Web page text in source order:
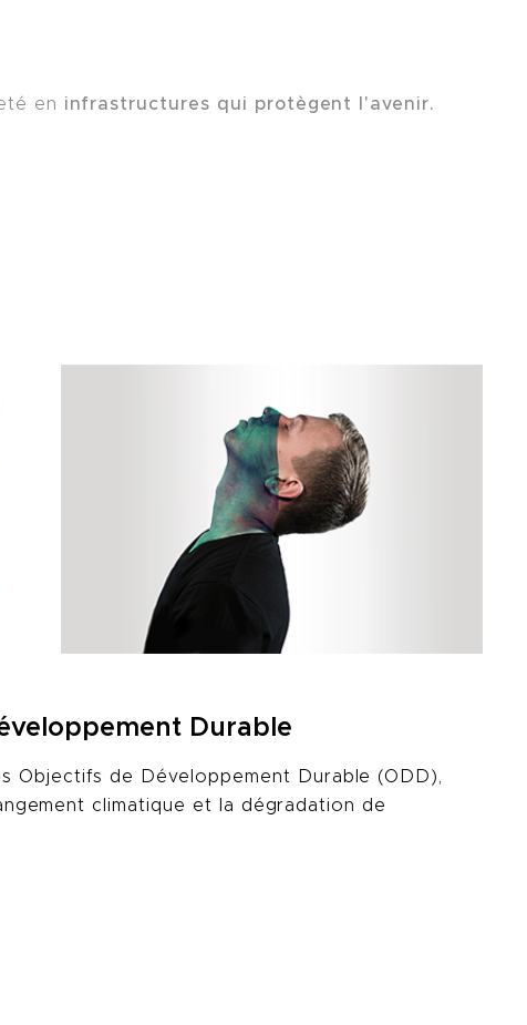
en infrastructures qui protègent l'avenir.
Durable
Objectifs de Développement Durable (ODD),
climatique et la dégradation de